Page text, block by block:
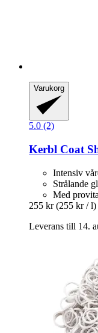
Varukorg
5.0 (2)
Kerbl Coat
Intensiv
Strålande
Med
255 kr (255 kr / l)
Leverans till 14.